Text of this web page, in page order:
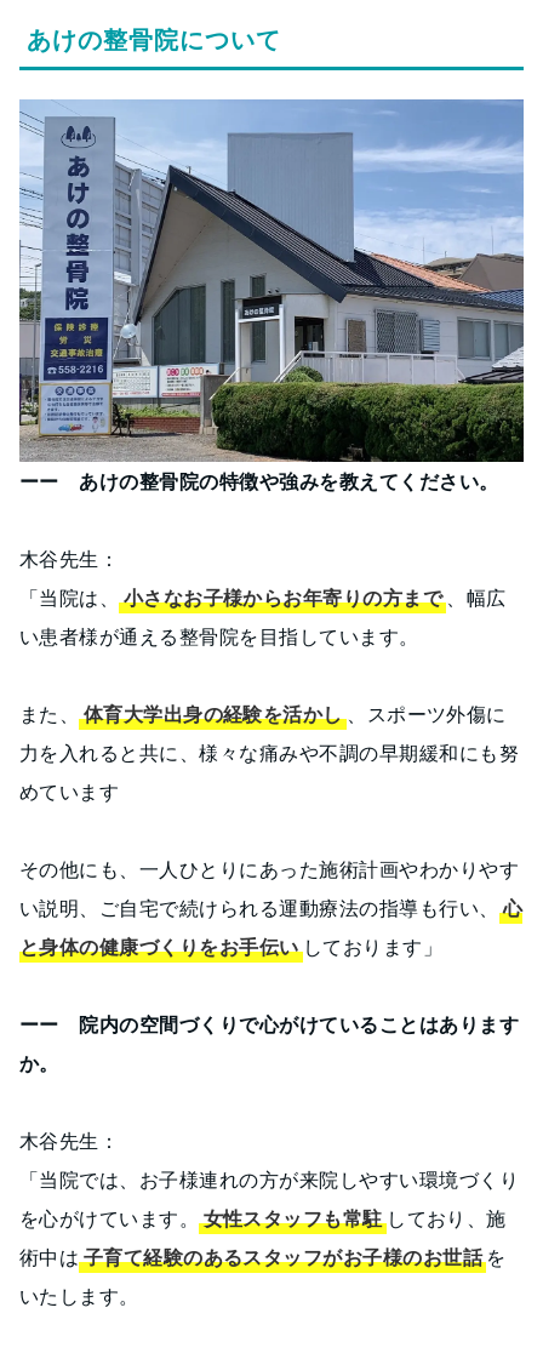
あけの整骨院について
ーー あけの整骨院の特徴や強みを教えてください。
木谷先生：
「当院は、小さなお子様からお年寄りの方まで 、幅広
い患者様が通える整骨院を目指しています。
また、体育大学出身の経験を活かし 、スポーツ外傷に
力を入れると共に、様々な痛みや不調の早期緩和にも努
めています
その他にも、一人ひとりにあった施術計画やわかりやす
い説明、ご自宅で続けられる運動療法の指導も行い、
心
と身体の健康づくりをお手伝いしております」
ーー 院内の空間づくりで心がけていることはあります
か。
木谷先生：
「当院では、お子様連れの方が来院しやすい環境づくり
を心がけています。女性スタッフも常駐 しており、施
術中は子育て経験のあるスタッフがお子様のお世話 を
いたします。